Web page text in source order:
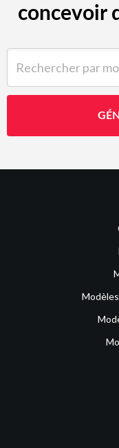
concevoir